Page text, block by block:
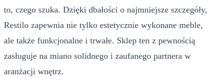
to, czego szuka. Dzięki dbałości o najmniejsze szczegóły,
Restilo zapewnia nie tylko estetycznie wykonane meble,
ale także funkcjonalne i trwałe. Sklep ten z pewnością
zasługuje na miano solidnego i zaufanego partnera w
aranżacji wnętrz.